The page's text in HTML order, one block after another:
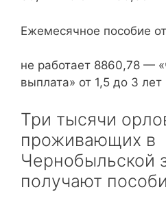
Ежемесячное пособие
не работает 8860,78 —
выплата» от 1,5 до 3 лет
Три тысячи
проживающих в
Чернобыльской
получают